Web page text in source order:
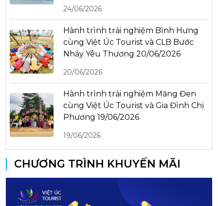
24/06/2026
Hành trình trải nghiệm Bình Hưng
cùng Việt Úc Tourist và CLB Bước
Nhảy Yêu Thương 20/06/2026
20/06/2026
Hành trình trải nghiệm Măng Đen
cùng Việt Úc Tourist và Gia Đình Chị
Phương 19/06/2026
19/06/2026
CHƯƠNG TRÌNH KHUYẾN MÃI